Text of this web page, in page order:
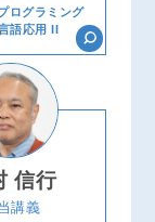
ログラミング
語応用 II
信行
講義